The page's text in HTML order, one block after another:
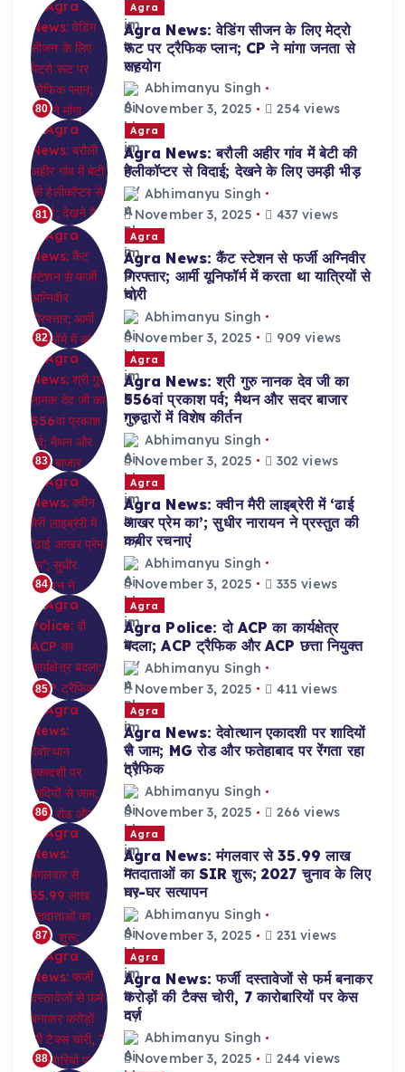
80
Agra
Agra News: वेडिंग सीजन के लिए मेट्रो
रूट पर ट्रैफिक प्लान; CP ने मांगा जनता से
सहयोग
Abhimanyu Singh
November 3, 2025
254 views
81
Agra
Agra News: बरौली अहीर गांव में बेटी की
हेलीकॉप्टर से विदाई; देखने के लिए उमड़ी भीड़
Abhimanyu Singh
November 3, 2025
437 views
82
Agra
Agra News: कैंट स्टेशन से फर्जी अग्निवीर
गिरफ्तार; आर्मी यूनिफॉर्म में करता था यात्रियों से
चोरी
Abhimanyu Singh
November 3, 2025
909 views
83
Agra
Agra News: श्री गुरु नानक देव जी का
556वां प्रकाश पर्व; मैथन और सदर बाजार
गुरुद्वारों में विशेष कीर्तन
Abhimanyu Singh
November 3, 2025
302 views
84
Agra
Agra News: क्वीन मैरी लाइब्रेरी में ‘ढाई
आखर प्रेम का’; सुधीर नारायन ने प्रस्तुत की
कबीर रचनाएं
Abhimanyu Singh
November 3, 2025
335 views
85
Agra
Agra Police: दो ACP का कार्यक्षेत्र
बदला; ACP ट्रैफिक और ACP छत्ता नियुक्त
Abhimanyu Singh
November 3, 2025
411 views
86
Agra
Agra News: देवोत्थान एकादशी पर शादियों
से जाम; MG रोड और फतेहाबाद पर रेंगता रहा
ट्रैफिक
Abhimanyu Singh
November 3, 2025
266 views
87
Agra
Agra News: मंगलवार से 35.99 लाख
मतदाताओं का SIR शुरू; 2027 चुनाव के लिए
घर-घर सत्यापन
Abhimanyu Singh
November 3, 2025
231 views
88
Agra
Agra News: फर्जी दस्तावेजों से फर्म बनाकर
करोड़ों की टैक्स चोरी, 7 कारोबारियों पर केस
दर्ज
Abhimanyu Singh
November 3, 2025
244 views